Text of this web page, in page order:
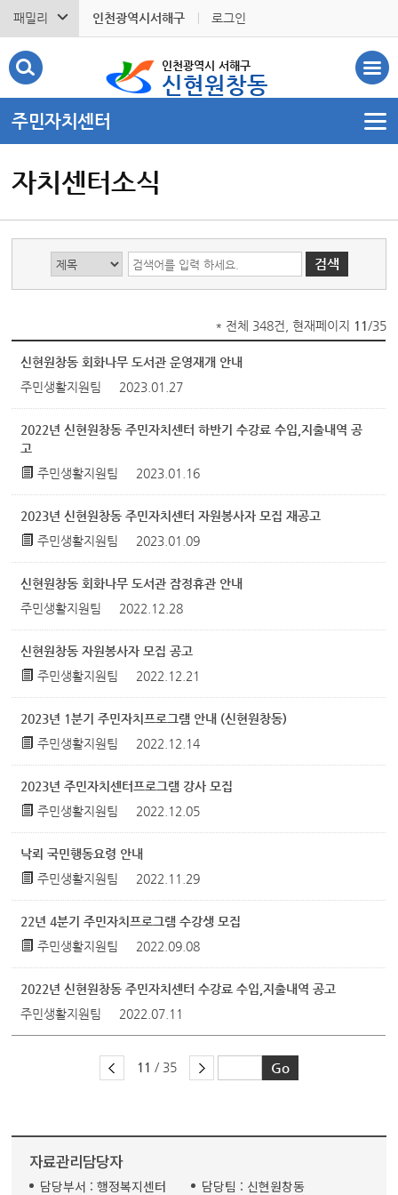
패밀리 인천광역시서해구 로그인
인천광역시 서해구
신현원창동
주민자치센터
자치센터소식
* 전체 348건, 현재페이지 11/35
신현원창동 회화나무 도서관 운영재개 안내
주민생활지원팀
2023.01.27
2022년 신현원창동 주민자치센터 하반기 수강료 수입,지출내역 공
고
주민생활지원팀
2023.01.16
2023년 신현원창동 주민자치센터 자원봉사자 모집 재공고
주민생활지원팀
2023.01.09
신현원창동 회화나무 도서관 잠정휴관 안내
주민생활지원팀
2022.12.28
신현원창동 자원봉사자 모집 공고
주민생활지원팀
2022.12.21
2023년 1분기 주민자치프로그램 안내 (신현원창동)
주민생활지원팀
2022.12.14
2023년 주민자치센터프로그램 강사 모집
주민생활지원팀
2022.12.05
낙뢰 국민행동요령 안내
주민생활지원팀
2022.11.29
22년 4분기 주민자치프로그램 수강생 모집
주민생활지원팀
2022.09.08
2022년 신현원창동 주민자치센터 수강료 수입,지출내역 공고
주민생활지원팀
2022.07.11
11 / 35
자료관리담당자
담당부서 : 행정복지센터 담당팀 : 신현원창동